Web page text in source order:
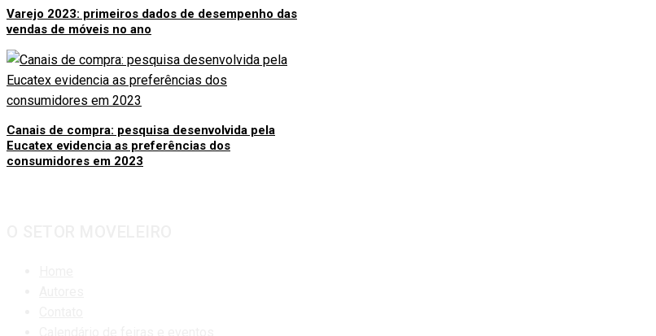
Varejo 2023: primeiros dados de desempenho das
vendas de móveis no ano
Canais de compra: pesquisa desenvolvida pela
Eucatex evidencia as preferências dos
consumidores em 2023